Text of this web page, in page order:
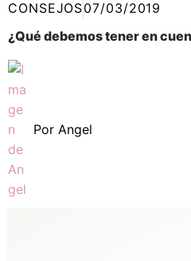
CONSEJOS07/03/2019
¿Qué debemos tener en
Por Angel